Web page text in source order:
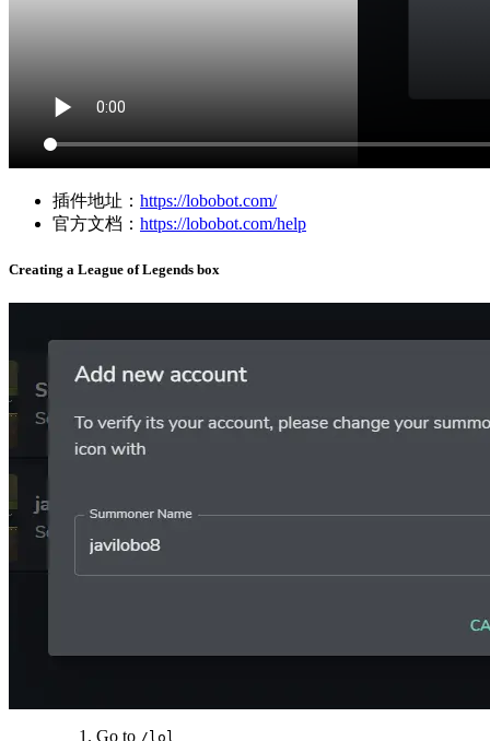
插件地址： https://lobobot.com/
官方文档： https://lobobot.com/help
Creating a League of Legends box
Go to /lol